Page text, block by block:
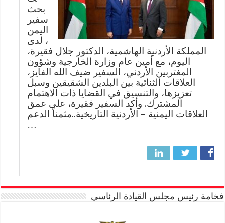
بحث
سفير
اليمن
، لدى
المملكة الأردنية الهاشمية، الدكتور جلال فقيرة،
اليوم، مع أمين عام وزارة الخارجية وشؤون
المغتربين الأردني، السفير ضيف الله الفايز،
العلاقات الثنائية بين البلدين الشقيقين وسبل
تعزيزها، والتنسيق في القضايا ذات الاهتمام
المشترك. وأكد السفير فقيرة، على عمق
العلاقات اليمنية – الأردنية التاريخية..مثمناً الدعم
…
فخامة رئيس مجلس القيادة الرئاسي